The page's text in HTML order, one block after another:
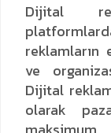
Dijital
ve
Dijital
olarak